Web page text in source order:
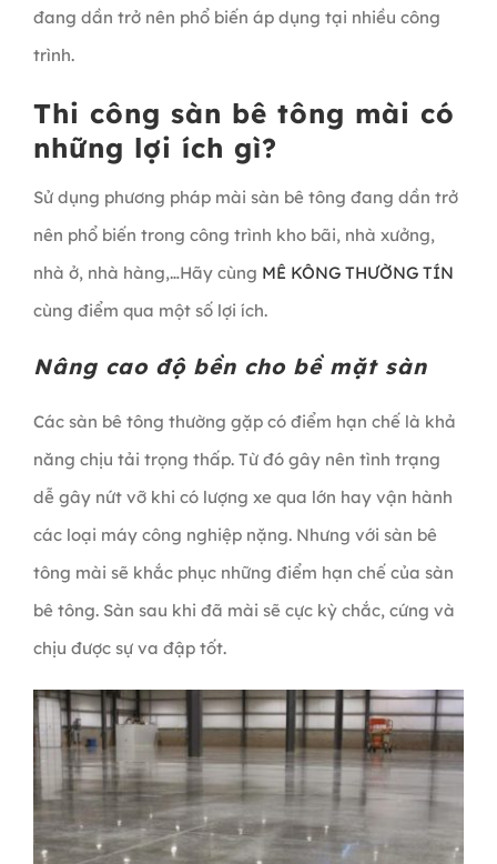
đang dần trở nên phổ biến áp dụng tại nhiều công
trình.
Thi công sàn bê tông mài có
những lợi ích gì?
Sử dụng phương pháp mài sàn bê tông đang dần trở
nên phổ biến trong công trình kho bãi, nhà xưởng,
nhà ở, nhà hàng,…Hãy cùng MÊ KÔNG THƯỜNG TÍN
cùng điểm qua một số lợi ích.
Nâng cao độ bền cho bề mặt sàn
Các sàn bê tông thường gặp có điểm hạn chế là khả
năng chịu tải trọng thấp. Từ đó gây nên tình trạng
dễ gây nứt vỡ khi có lượng xe qua lớn hay vận hành
các loại máy công nghiệp nặng. Nhưng với sàn bê
tông mài sẽ khắc phục những điểm hạn chế của sàn
bê tông. Sàn sau khi đã mài sẽ cực kỳ chắc, cứng và
chịu được sự va đập tốt.